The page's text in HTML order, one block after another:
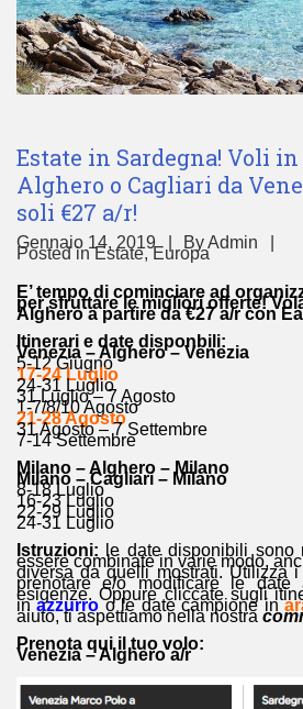
Estate in Sardegna! Voli
Alghero o Cagliari da
soli €27 a/r!
Gennaio 14, 2019 ByAdmin
Posted inEstate,Europa
E’ tempo di cominciare ad
per sfruttare le migliori offerte!
Alghero a partire da €27 a/r con
Itinerari e date disponbili:
Venezia – Alghero – Venezia
5-12 Giugno
17-24 Luglio
24-31 Luglio
31 Luglio – 7 Agosto
1-7/8/10 Agosto
21-28 Agosto
31 Agosto – 7 Settembre
7-14 Settembre
Milano – Alghero – Milano
Milano – Cagliari – Milano
8-18 Luglio
16-23 Luglio
22-29 Luglio
24-31 Luglio
Istruzioni: le date disponibili sono
essere combinate in varie modo,
diversa da quelli mostrati. Utilizza
prenotare e/o modificare le
esigenze. Oppure cliccate sugli
in azzurroo le date campione in
aiuto, ti aspettiamo nella nostra
Prenota qui il tuo volo:
Venezia – Alghero a/r